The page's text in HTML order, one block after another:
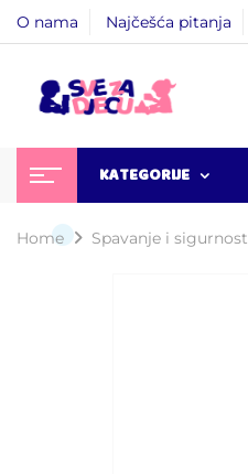
O nama Najčešća pitanja
KATEGORIJE
Home Spavanje i sigurnost